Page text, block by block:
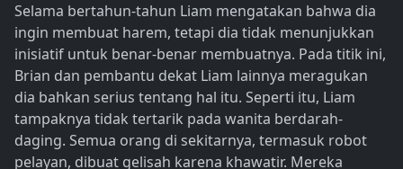
Selama bertahun-tahun Liam mengatakan bahwa dia
ingin membuat harem, tetapi dia tidak menunjukkan
inisiatif untuk benar-benar membuatnya. Pada titik ini,
Brian dan pembantu dekat Liam lainnya meragukan
dia bahkan serius tentang hal itu. Seperti itu, Liam
tampaknya tidak tertarik pada wanita berdarah-
daging. Semua orang di sekitarnya, termasuk robot
pelayan, dibuat gelisah karena khawatir. Mereka